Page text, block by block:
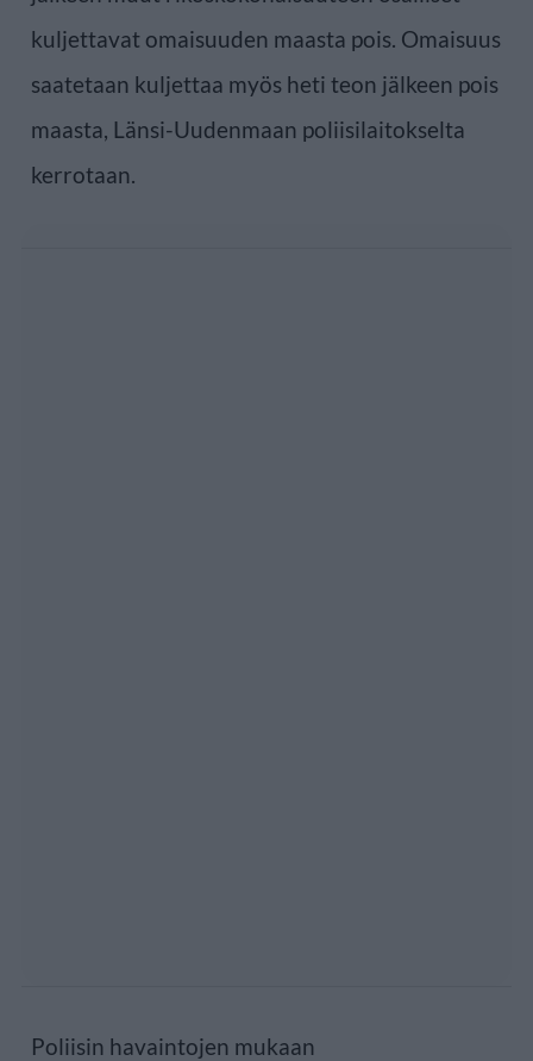
kuljettavat omaisuuden maasta pois. Omaisuus
saatetaan kuljettaa myös heti teon jälkeen pois
maasta, Länsi-Uudenmaan poliisilaitokselta
kerrotaan.
Poliisin havaintojen mukaan